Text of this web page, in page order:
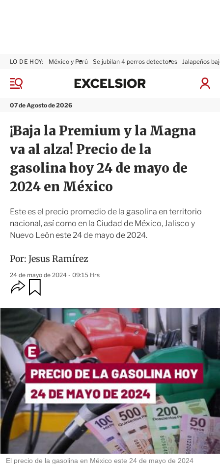
M
n
07 de Agosto de 2026
LO DE HOY: México y Perú Se jubilan 4 perros detectores Jalapeños
I
x
i
r
¡Baja la Premium y la Magna
va al alza! Precio de la
gasolina hoy 24 de mayo de
2024 en México
Este es el precio promedio de la gasolina en territorio
nacional, así como en la Ciudad de México, Jalisco y
Nuevo León este 24 de mayo de 2024.
Por: Jesus Ramírez
24 de mayo de 2024 - 09:15 Hrs
O
p
i
o
e
s
d
e
c
o
m
p
a
t
i
r
r
d
a
El precio de la gasolina en México este 24 de mayo de 2024